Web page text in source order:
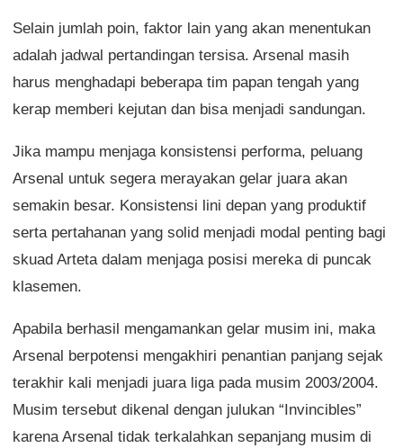
Selain jumlah poin, faktor lain yang akan menentukan
adalah jadwal pertandingan tersisa. Arsenal masih
harus menghadapi beberapa tim papan tengah yang
kerap memberi kejutan dan bisa menjadi sandungan.
Jika mampu menjaga konsistensi performa, peluang
Arsenal untuk segera merayakan gelar juara akan
semakin besar. Konsistensi lini depan yang produktif
serta pertahanan yang solid menjadi modal penting bagi
skuad Arteta dalam menjaga posisi mereka di puncak
klasemen.
Apabila berhasil mengamankan gelar musim ini, maka
Arsenal berpotensi mengakhiri penantian panjang sejak
terakhir kali menjadi juara liga pada musim 2003/2004.
Musim tersebut dikenal dengan julukan “Invincibles”
karena Arsenal tidak terkalahkan sepanjang musim di